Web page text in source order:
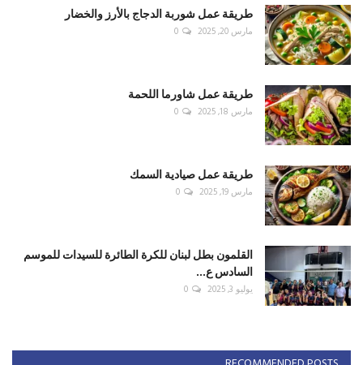
طريقة عمل شوربة الدجاج بالأرز والخضار
مارس 20, 2025 0
طريقة عمل شاورما اللحمة
مارس 18, 2025 0
طريقة عمل صيادية السمك
مارس 19, 2025 0
القلمون بطل لبنان للكرة الطائرة للسيدات للموسم
السادس ع...
يوليو 3, 2025 0